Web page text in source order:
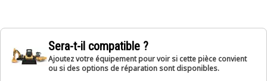
Sera-t-il compatible ?
Ajoutez votre équipement pour voir si cette pièce convient
ou si des options de réparation sont disponibles.